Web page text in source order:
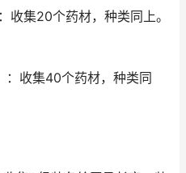
收集20个药材，种类同上。
收集40个药材，种类同